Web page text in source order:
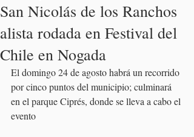
San Nicolás de los Ranchos
alista rodada en Festival del
Chile en Nogada
El domingo 24 de agosto habrá un recorrido
por cinco puntos del municipio; culminará
en el parque Ciprés, donde se lleva a cabo el
evento